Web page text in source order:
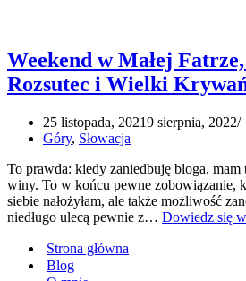
Weekend w Małej
Rozsutec i Wielki
25 listopada, 20219 sierpnia, 2022
Góry, Słowacja
To prawda: kiedy zaniedbuję bloga, mam
winy. To w końcu pewne zobowiązanie,
siebie nałożyłam, ale także możliwość
niedługo ulecą pewnie z… Dowiedz się
Strona główna
Blog